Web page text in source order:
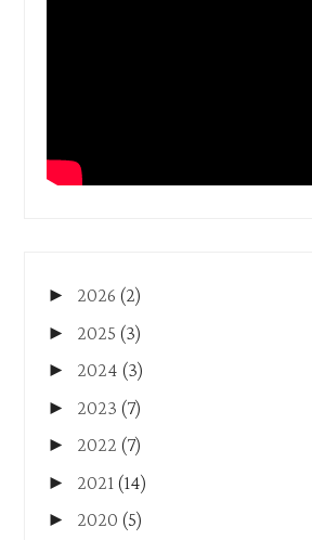
► 2026 (2)
► 2025 (3)
► 2024 (3)
► 2023 (7)
► 2022 (7)
► 2021 (14)
► 2020 (5)